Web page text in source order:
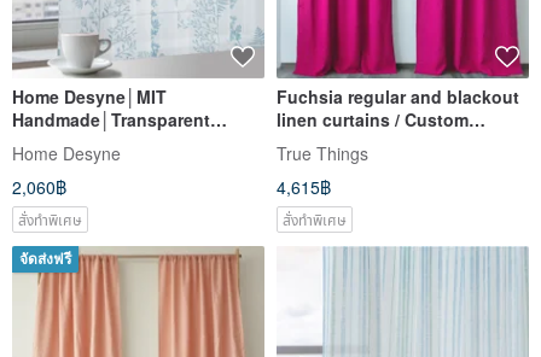
Home Desyne│MIT
Handmade│Transparent
Window Screen│A Midsummer
Dream│Webbing│2 Colors
Home Desyne
2,060฿
สั่งทำพิเศษ
Fuchsia regular and blackout
linen curtains / Custom
curtains / 2 panels
True Things
4,615฿
สั่งทำพิเศษ
จัดส่งฟรี